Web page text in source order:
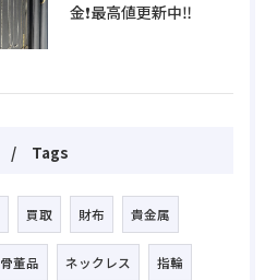
金❗️最高値更新中‼️
Tags
買取 財布 貴金属
骨董品 ネックレス 指輪